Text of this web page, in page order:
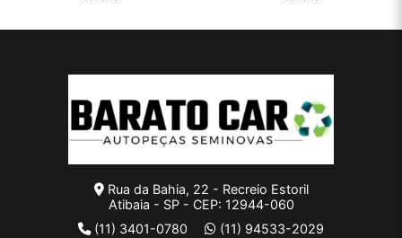
Rua da Bahia, 22 - Recreio Estoril
Atibaia - SP - CEP: 12944-060
(11) 3401-0780
(11) 94533-2029